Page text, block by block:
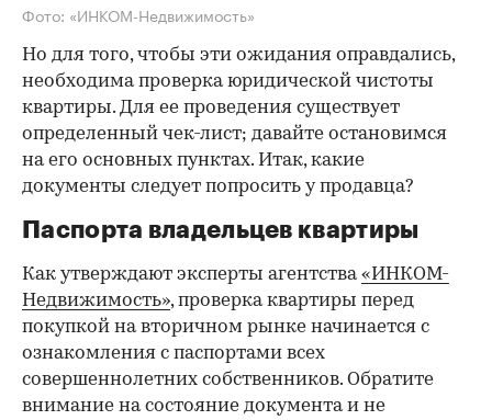
Фото: «ИНКОМ-Недвижимость»
Но для того, чтобы эти ожидания оправдались,
необходима проверка юридической чистоты
квартиры. Для ее проведения существует
определенный чек-лист; давайте остановимся
на его основных пунктах. Итак, какие
документы следует попросить у продавца?
Паспорта владельцев квартиры
Как утверждают эксперты агентства«ИНКОМ-
Недвижимость», проверка квартиры перед
покупкой на вторичном рынке начинается с
ознакомления с паспортами всех
совершеннолетних собственников. Обратите
внимание на состояние документа и не